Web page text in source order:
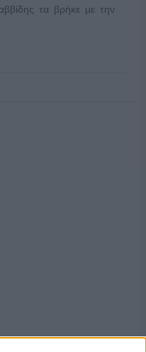
τα βρήκε με την